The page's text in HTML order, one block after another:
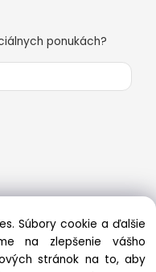
ponukách?
Súbory cookie a ďalšie
na zlepšenie vášho
stránok na to, aby